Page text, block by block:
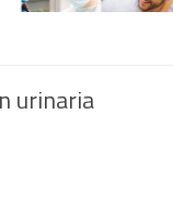
urinaria